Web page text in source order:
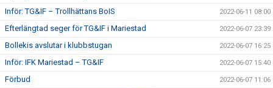
Inför: TG&IF – Trollhättans BoIS 2022-06-11 08:00
Efterlängtad seger för TG&IF i Mariestad 2022-06-07 23:39
Bollekis avslutar i klubbstugan 2022-06-07 16:25
Inför: IFK Mariestad – TG&IF 2022-06-07 15:40
Förbud 2022-06-07 11:06